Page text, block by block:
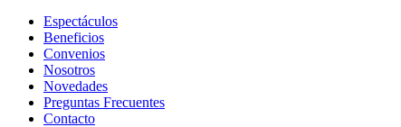
Espectáculos
Beneficios
Convenios
Nosotros
Novedades
Preguntas Frecuentes
Contacto